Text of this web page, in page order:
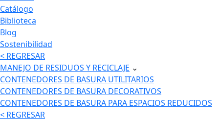
Catálogo
Biblioteca
Blog
Sostenibilidad
< REGRESAR
MANEJO DE RESIDUOS Y RECICLAJE ⌄
CONTENEDORES DE BASURA UTILITARIOS
CONTENEDORES DE BASURA DECORATIVOS
CONTENEDORES DE BASURA PARA ESPACIOS REDUCIDOS
< REGRESAR